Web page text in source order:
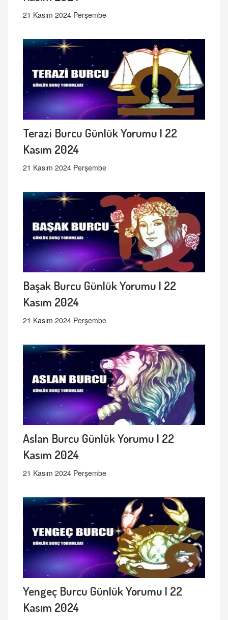
21 Kasım 2024 Perşembe
Terazi Burcu Günlük Yorumu | 22
Kasım 2024
21 Kasım 2024 Perşembe
Başak Burcu Günlük Yorumu | 22
Kasım 2024
21 Kasım 2024 Perşembe
Aslan Burcu Günlük Yorumu | 22
Kasım 2024
21 Kasım 2024 Perşembe
Yengeç Burcu Günlük Yorumu | 22
Kasım 2024